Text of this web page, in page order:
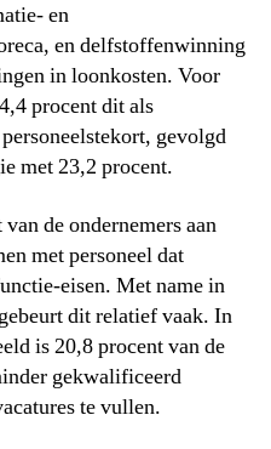
en
en delfstoffenwinning
in loonkosten. Voor
procent dit als
gevolgd
met 23,2 procent.
de ondernemers aan
met personeel dat
eisen. Met name in
dit relatief vaak. In
is 20,8 procent van de
gekwalificeerd
te vullen.